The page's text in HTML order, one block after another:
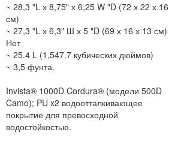
~ 28,3 "L х 8,75" х 6,25 W "D (72 х 22 х 16
см)
~ 27,3 "L х 6,3" Ш х 5 "D (69 х 16 х 13 см)
Нет
~ 25.4 L (1,547.7 кубических дюймов)
~ 3,5 фунта.
Invista® 1000D Cordura® (модели 500D
Camo); PU x2 водоотталкивающее
покрытие для превосходной
водостойкостью.